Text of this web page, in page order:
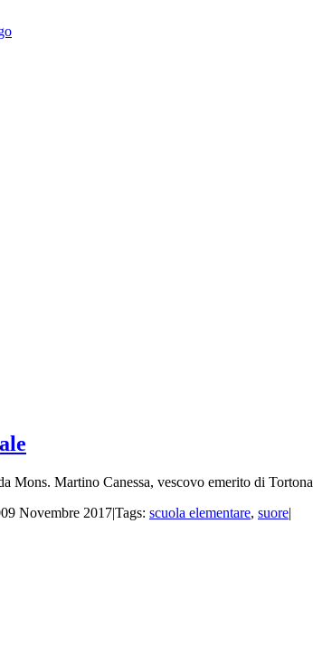
Martino Canessa, vescovo emerito di
9 Novembre 2017|Tags: scuola elementare, suore|